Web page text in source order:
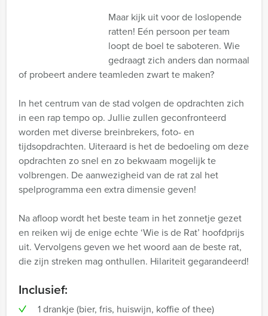
Maar kijk uit voor de loslopende
ratten! Eén persoon per team
loopt de boel te saboteren. Wie
gedraagt zich anders dan normaal
of probeert andere teamleden zwart te maken?
In het centrum van de stad volgen de opdrachten zich
in een rap tempo op. Jullie zullen geconfronteerd
worden met diverse breinbrekers, foto- en
tijdsopdrachten. Uiteraard is het de bedoeling om deze
opdrachten zo snel en zo bekwaam mogelijk te
volbrengen. De aanwezigheid van de rat zal het
spelprogramma een extra dimensie geven!
Na afloop wordt het beste team in het zonnetje gezet
en reiken wij de enige echte ‘Wie is de Rat’ hoofdprijs
uit. Vervolgens geven we het woord aan de beste rat,
die zijn streken mag onthullen. Hilariteit gegarandeerd!
Inclusief:
1 drankje (bier, fris, huiswijn, koffie of thee)